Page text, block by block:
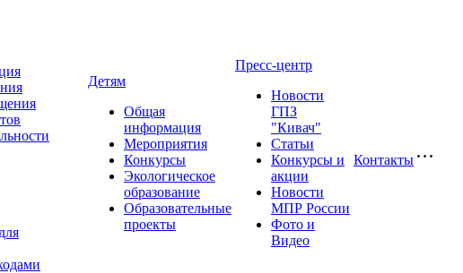
Детям
Общая
информация
Мероприятия
Конкурсы
Экологическое
образование
Образовательные
проекты
Пресс-центр
Новости
ГПЗ
"Кивач"
Статьи
Конкурсы и
акции
Новости
МПР России
Фото и
Видео
Контакты